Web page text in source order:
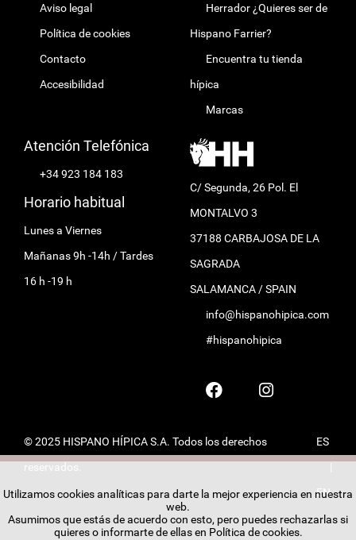
Aviso legal
Política de cookies
Contacto
Accesibilidad
Herrador ¿Quieres ser de
Hispano Farrier?
Encuentra tu tienda
hípica
Marcas
Atención Telefónica
+34 923 184 183
Horario habitual
Lunes a Viernes
Mañanas 9h -14h / Tardes
16 h -19 h
C/ Segunda, 26 Pol. El
MONTALVO 3
37188 CARBAJOSA DE LA
SAGRADA
SALAMANCA / SPAIN
info@hispanohipica.com
#hispanohipica
© 2025 HISPANO HÍPICA S.A. Todos los derechos
reservados.
ES
EN
Utilizamos cookies analíticas para darte la mejor experiencia en nuestra
web.
Asumimos que estás de acuerdo con esto, pero puedes rechazarlas si
quieres o informarte de ellas en Política de cookies.